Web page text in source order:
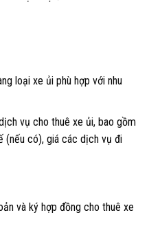
loại xe ủi phù hợp với nhu
vụ cho thuê xe ủi, bao gồm
(nếu có), giá các dịch vụ đi
và ký hợp đồng cho thuê xe